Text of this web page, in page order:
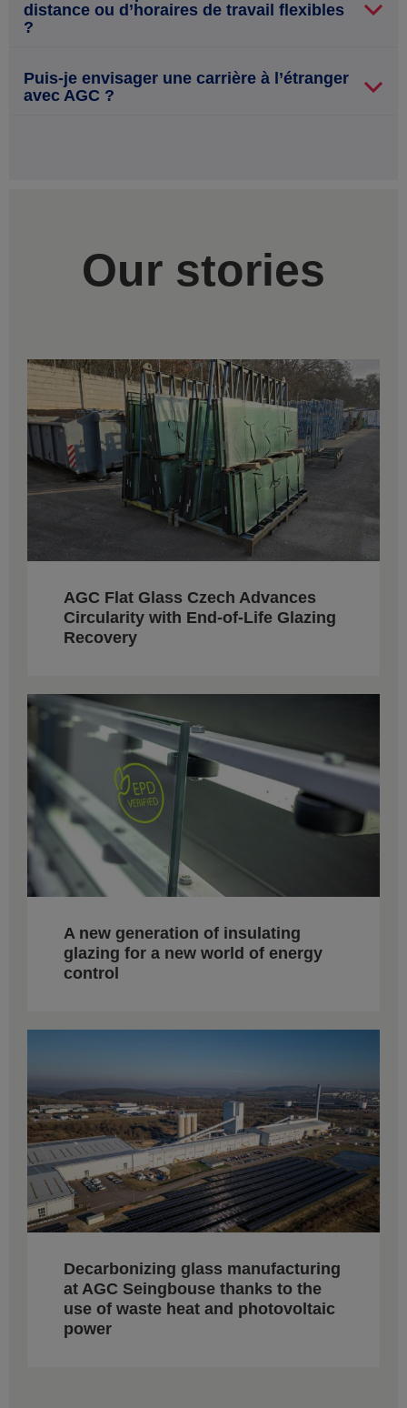
distance ou d’horaires de travail flexibles
?
Puis-je envisager une carrière à l’étranger
avec AGC ?
Our stories
AGC Flat Glass Czech Advances
Circularity with End-of-Life Glazing
Recovery
A new generation of insulating
glazing for a new world of energy
control
Decarbonizing glass manufacturing
at AGC Seingbouse thanks to the
use of waste heat and photovoltaic
power